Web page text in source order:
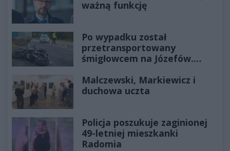
ważną funkcję
Po wypadku został
przetransportowany
śmigłowcem na Józefów.
Malczewski, Markiewicz i
duchowa uczta
Policja poszukuje zaginionej
49-letniej mieszkanki
Radomia